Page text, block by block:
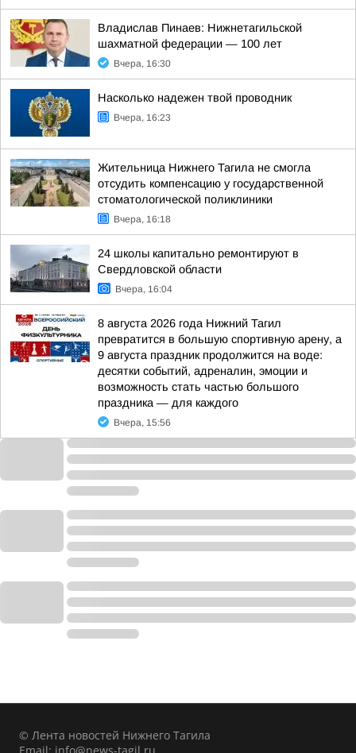
Владислав Пинаев: Нижнетагильской
шахматной федерации — 100 лет
Вчера, 16:30
Насколько надежен твой проводник
Вчера, 16:23
Жительница Нижнего Тагила не смогла
отсудить компенсацию у государственной
стоматологической поликлиники
Вчера, 16:18
24 школы капитально ремонтируют в
Свердловской области
Вчера, 16:04
8 августа 2026 года Нижний Тагил
превратится в большую спортивную арену, а
9 августа праздник продолжится на воде:
десятки событий, адреналин, эмоции и
возможность стать частью большого
праздника — для каждого
Вчера, 15:56
© Лента новостей Нижнего Тагила